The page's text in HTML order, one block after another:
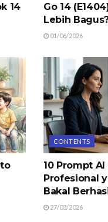
14
Go 14
Lebih
01/06/2026
CONTENTS
10 Prompt
Profesional
Bakal
27/03/2026